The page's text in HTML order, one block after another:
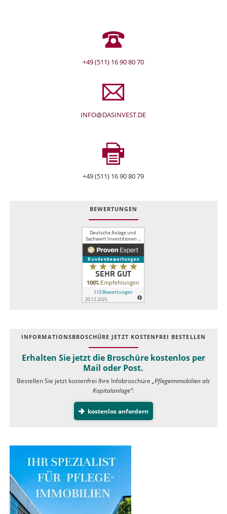
+49 (511) 16 90 80 70
INFO@DASINVEST.DE
+49 (511) 16 90 80 79
BEWERTUNGEN
INFOR­MATIONS­BROSCHÜRE JETZT KOSTEN­FREI BESTELLEN
Erhalten Sie jetzt die Broschüre kostenlos per
Mail oder Post.
Bestellen Sie jetzt kostenfrei Ihre Infobroschüre„Pflegeimmobilien als
Kapitalanlage”:
kostenlos anfordern